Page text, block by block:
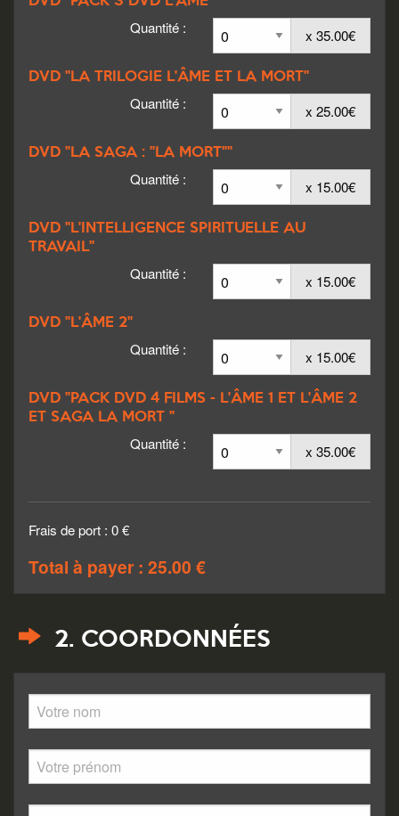
Quantité : x 35.00€
DVD "LA TRILOGIE L'ÂME ET LA MORT"
Quantité : x 25.00€
DVD "LA SAGA : "LA MORT""
Quantité : x 15.00€
DVD "L'INTELLIGENCE SPIRITUELLE AU
TRAVAIL"
Quantité : x 15.00€
DVD "L'ÂME 2"
Quantité : x 15.00€
DVD "PACK DVD 4 FILMS - L'ÂME 1 ET L'ÂME 2
ET SAGA LA MORT "
Quantité : x 35.00€
Frais de port : 0 €
Total à payer : 25.00 €
2. COORDONNÉES